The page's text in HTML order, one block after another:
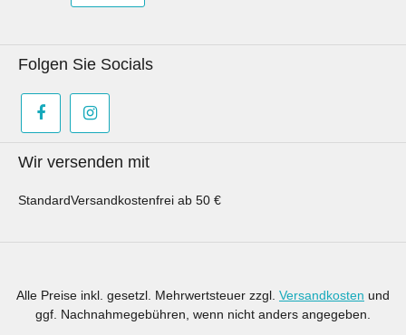
Folgen Sie Socials
Wir versenden mit
StandardVersandkostenfrei ab 50 €
Alle Preise inkl. gesetzl. Mehrwertsteuer zzgl. Versandkosten und
ggf. Nachnahmegebühren, wenn nicht anders angegeben.